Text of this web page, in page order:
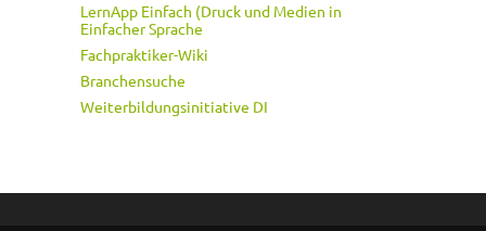
LernApp Einfach (Druck und Medien in
Einfacher Sprache
Fachpraktiker-Wiki
Branchensuche
Weiterbildungsinitiative DI